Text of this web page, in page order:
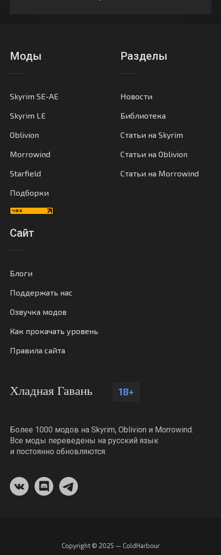
Моды
Skyrim SE-AE
Skyrim LE
Oblivion
Morrowind
Starfield
Подборки
Разделы
Новости
Библиотека
Статьи на Skyrim
Статьи на Oblivion
Статьи на Morrowind
Сайт
Блоги
Поддержать нас
Озвучка модов
Как прокачать уровень
Правила сайта
Хладная Гавань 18+
Более 1000 модов на Skyrim, Oblivion и Morrowind.
Все моды переведены на русский язык
и постоянно обновляются.
Copyright © 2025 — ColdHarbour